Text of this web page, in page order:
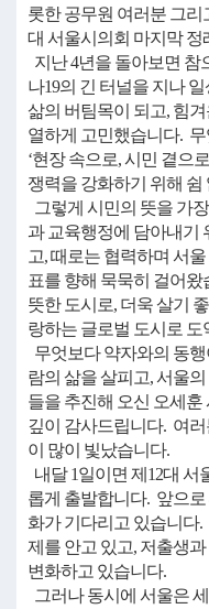
롯한 공무원 여러분 그리
대 서울시의회 마지막
지난 4년을 돌아보면
나19의 긴 터널을 지나
삶의 버팀목이 되고, 힘
열하게 고민했습니다.
‘현장 속으로, 시민 곁으
쟁력을 강화하기 위해 쉼
그렇게 시민의 뜻을 가
과 교육행정에 담아내기
고, 때로는 협력하며 서
표를 향해 묵묵히 걸어
뜻한 도시로, 더욱 살기
랑하는 글로벌 도시로 도
무엇보다 약자와의 동
람의 삶을 살피고, 서울
들을 추진해 오신 오세훈
깊이 감사드립니다. 여
이 많이 빛났습니다.
내달 1일이면 제12대 서
롭게 출발합니다. 앞으로
화가 기다리고 있습니다
제를 안고 있고, 저출생
변화하고 있습니다.
그러나 동시에 서울은